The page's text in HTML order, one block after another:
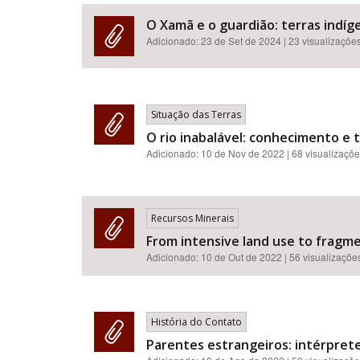
O Xamã e o guardião: terras
Adicionado:23 de Set de 2024 | 23
Situação das Terras
O rio inabalável: conhecimento e
Adicionado: 10 de Nov de 2022 | 68
Recursos Minerais
From intensive land use to
Adicionado: 10 de Out de 2022 | 56
História do Contato
Parentes estrangeiros: